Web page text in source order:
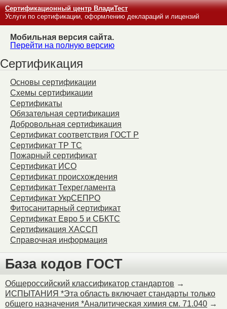
Сертификационный центр ВладиТест
Услуги по сертификации, оформлению деклараций и лицензий
Мобильная версия сайта.
Перейти на полную версию
Сертификация
Основы сертификации
Схемы сертификации
Сертификаты
Обязательная сертификация
Добровольная сертификация
Сертификат соответствия ГОСТ Р
Сертификат ТР ТС
Пожарный сертификат
Сертификат ИСО
Сертификат происхождения
Сертификат Техрегламента
Сертификат УкрСЕПРО
Фитосанитарный сертификат
Сертификат Евро 5 и СБКТС
Сертификация ХАССП
Справочная информация
База кодов ГОСТ
Общероссийский классификатор стандартов →
ИСПЫТАНИЯ *Эта область включает стандарты только
общего назначения *Аналитическая химия см. 71.040 →